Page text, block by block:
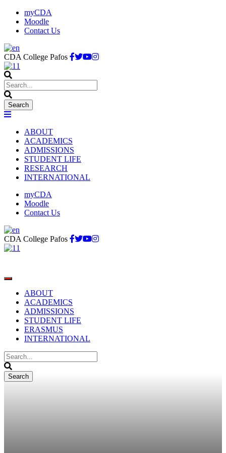
myCDA
Moodle
Contact Us
CDA College Pafos
ABOUT
ACADEMICS
ADMISSIONS
STUDENT LIFE
RESEARCH
INTERNATIONAL
myCDA
Moodle
Contact Us
CDA College Pafos
ABOUT
ACADEMICS
ADMISSIONS
STUDENT LIFE
ERASMUS
INTERNATIONAL